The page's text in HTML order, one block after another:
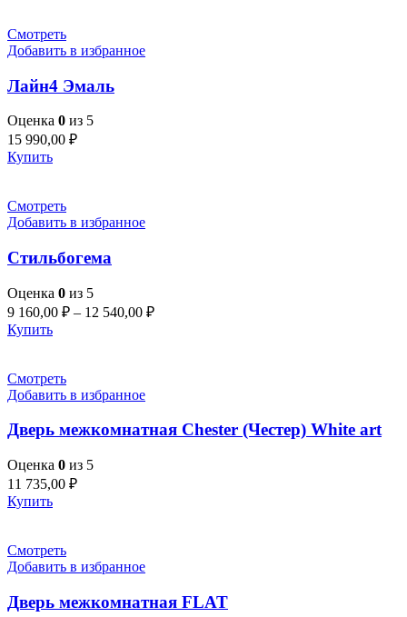
Смотреть
Добавить в избранное
Лайн4 Эмаль
Оценка 0 из 5
15 990,00 ₽
Купить
Смотреть
Добавить в избранное
Стильбогема
Оценка 0 из 5
9 160,00 ₽ – 12 540,00 ₽
Купить
Смотреть
Добавить в избранное
Дверь межкомнатная Chester (Честер) White art
Оценка 0 из 5
11 735,00 ₽
Купить
Смотреть
Добавить в избранное
Дверь межкомнатная FLAT